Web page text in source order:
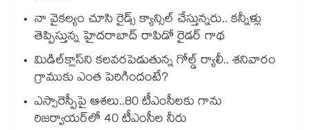
నా వైకల్యం చూసి రైడ్స్ క్యాన్సిల్ చేస్తున్నరు.. కన్నీళ్లు
తెప్పిస్తున్న హైదరాబాద్ రాపిడో రైడర్ గాథ
మిడిల్‌క్లాస్‌ని కలవరపెడుతున్న గోల్డ్ ర్యాలీ.. శనివారం
గ్రాముకు ఎంత పెరిగిందంటే?
ఎస్సారెస్పీపై ఆశలు..80 టీఎంసీలకు గాను
రిజర్వాయర్‌‌‌‌‌‌‌‌‌‌‌‌‌‌‌‌లో 40 టీఎంసీల నీరు